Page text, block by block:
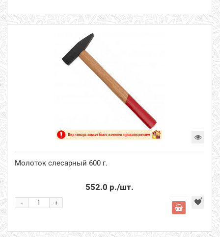
Молоток слесарный 600 г.
552.0 р./шт.
+
-